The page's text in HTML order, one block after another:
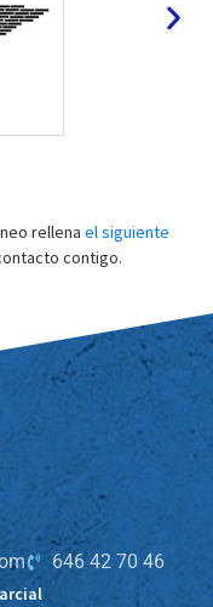
rellena el siguiente
contigo.
646 42 70 46